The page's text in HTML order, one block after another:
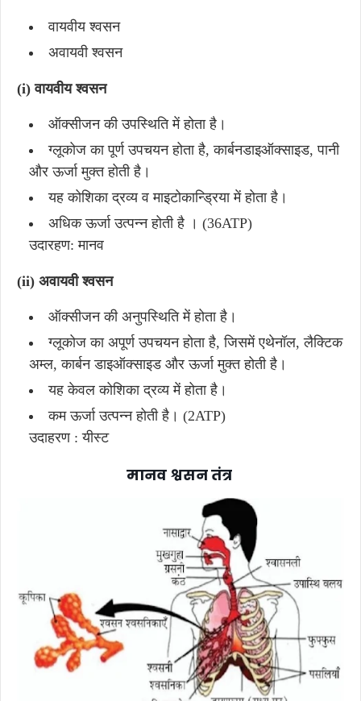
वायवीय श्वसन
अवायवी श्वसन
(i) वायवीय श्वसन
ऑक्सीजन की उपस्थिति में होता है।
ग्लूकोज का पूर्ण उपचयन होता है, कार्बनडाइऑक्साइड, पानी
और ऊर्जा मुक्त होती है।
यह कोशिका द्रव्य व माइटोकान्ड्रिया में होता है।
अधिक ऊर्जा उत्पन्न होती है । (36ATP)
उदारहण: मानव
(ii) अवायवी श्वसन
ऑक्सीजन की अनुपस्थिति में होता है।
ग्लूकोज का अपूर्ण उपचयन होता है, जिसमें एथेनॉल, लैक्टिक
अम्ल, कार्बन डाइऑक्साइड और ऊर्जा मुक्त होती है।
यह केवल कोशिका द्रव्य में होता है।
कम ऊर्जा उत्पन्न होती है। (2ATP)
उदाहरण : यीस्ट
मानव श्वसन तंत्र